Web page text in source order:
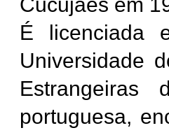
Cucujães em
É licenciada
Universidade
portuguesa,